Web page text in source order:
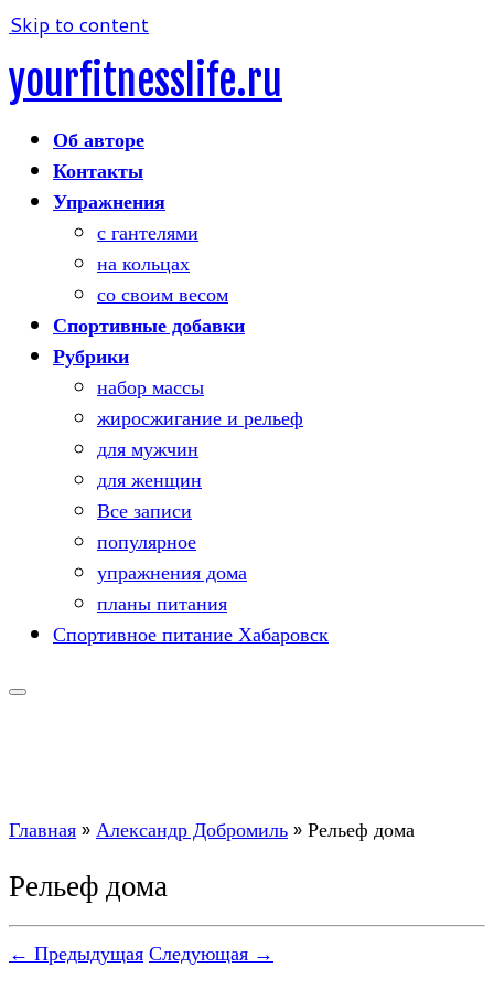
Skip to content
yourfitnesslife.ru
Об авторе
Контакты
Упражнения
с гантелями
на кольцах
со своим весом
Спортивные добавки
Рубрики
набор массы
жиросжигание и рельеф
для мужчин
для женщин
Все записи
популярное
упражнения дома
планы питания
Спортивное питание Хабаровск
Главная»Александр Добромиль»Рельеф дома
Рельеф дома
← ПредыдущаяСледующая →